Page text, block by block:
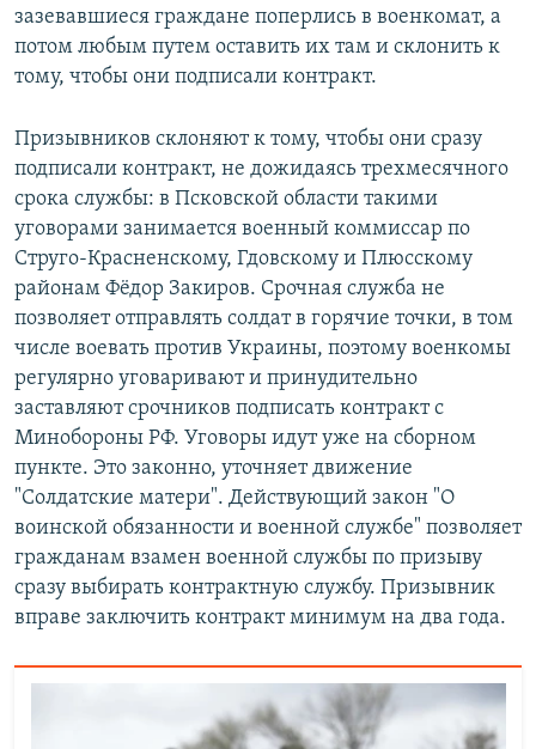
зазевавшиеся граждане поперлись в военкомат, а
потом любым путем оставить их там и склонить к
тому, чтобы они подписали контракт.
Призывников склоняют к тому, чтобы они сразу
подписали контракт, не дожидаясь трехмесячного
срока службы: в Псковской области такими
уговорами занимается военный коммиссар по
Струго-Красненскому, Гдовскому и Плюсскому
районам Фёдор Закиров. Срочная служба не
позволяет отправлять солдат в горячие точки, в том
числе воевать против Украины, поэтому военкомы
регулярно уговаривают и принудительно
заставляют срочников подписать контракт с
Минобороны РФ. Уговоры идут уже на сборном
пункте. Это законно, уточняет движение
"Солдатские матери". Действующий закон "О
воинской обязанности и военной службе" позволяет
гражданам взамен военной службы по призыву
сразу выбирать контрактную службу. Призывник
вправе заключить контракт минимум на два года.